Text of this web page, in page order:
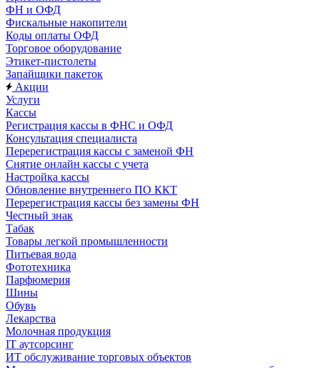
ФН и ОФД
Фискальные накопители
Коды оплаты ОФД
Торговое оборудование
Этикет-пистолеты
Запайщики пакеток
Акции
Услуги
Кассы
Регистрация кассы в ФНС и ОФД
Консультация специалиста
Перерегистрация кассы с заменой ФН
Снятие онлайн кассы с учета
Настройка кассы
Обновление внутреннего ПО ККТ
Перерегистрация кассы без замены ФН
Честный знак
Табак
Товары легкой промышленности
Питьевая вода
Фототехника
Парфюмерия
Шины
Обувь
Лекарства
Молочная продукция
IT аутсорсинг
ИТ обслуживание торговых объектов